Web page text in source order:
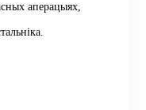
аперацыях,